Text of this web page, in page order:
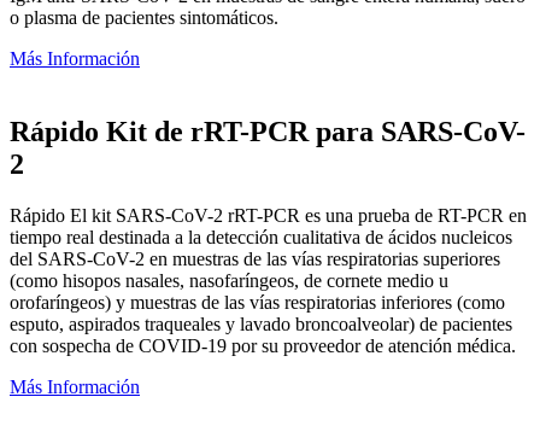
o plasma de pacientes sintomáticos.
Más Información
Rápido Kit de rRT-PCR para SARS-CoV-
2
Rápido El kit SARS-CoV-2 rRT-PCR es una prueba de RT-PCR en
tiempo real destinada a la detección cualitativa de ácidos nucleicos
del SARS-CoV-2 en muestras de las vías respiratorias superiores
(como hisopos nasales, nasofaríngeos, de cornete medio u
orofaríngeos) y muestras de las vías respiratorias inferiores (como
esputo, aspirados traqueales y lavado broncoalveolar) de pacientes
con sospecha de COVID-19 por su proveedor de atención médica.
Más Información